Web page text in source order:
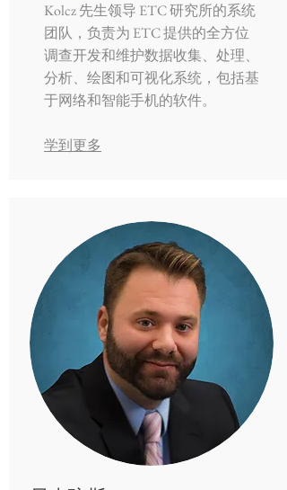
Kolcz 先生领导 ETC 研究所的系统
团队，负责为 ETC 提供的全方位
调查开发和维护数据收集、处理、
分析、绘图和可视化系统，包括基
于网络和智能手机的软件。
学到更多